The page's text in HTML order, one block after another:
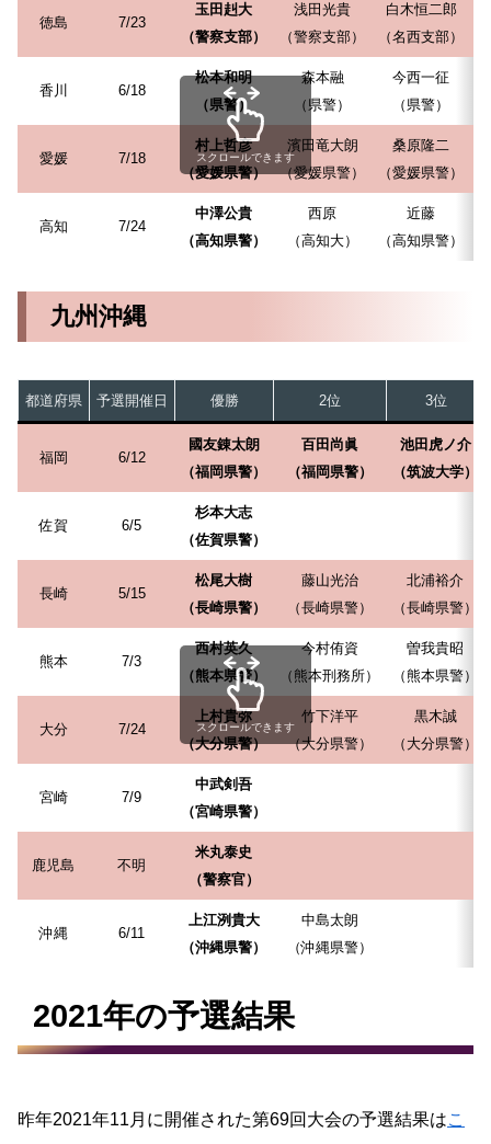
徳島 7/23
玉田赳大
（警察支部）
浅田光貴
（警察支部）
白木恒二郎
（名西支部）
香川 6/18
松本和明
（県警）
森本融
（県警）
今西一征
（県警）
愛媛 7/18
村上哲彦
（愛媛県警）
濱田竜大朗
（愛媛県警）
桑原隆二
（愛媛県警）
高知 7/24
中澤公貴
（高知県警）
西原
（高知大）
近藤
（高知県警）
スクロールできます
九州沖縄
都道府県 予選開催日 優勝 2位 3位
福岡 6/12
國友錬太朗
（福岡県警）
百田尚眞
（福岡県警）
池田虎ノ介
（筑波大学）
佐賀 6/5
杉本大志
（佐賀県警）
長崎 5/15
松尾大樹
（長崎県警）
藤山光治
（長崎県警）
北浦裕介
（長崎県警）
熊本 7/3
西村英久
（熊本県警）
今村侑資
（熊本刑務所）
曽我貴昭
（熊本県警）
大分 7/24
上村貴弥
（大分県警）
竹下洋平
（大分県警）
黒木誠
（大分県警）
宮崎 7/9
中武剣吾
（宮崎県警）
鹿児島 不明
米丸泰史
（警察官）
沖縄 6/11
上江洌貴大
（沖縄県警）
中島太朗
（沖縄県警）
スクロールできます
2021年の予選結果
昨年2021年11月に開催された第69回大会の予選結果はこ